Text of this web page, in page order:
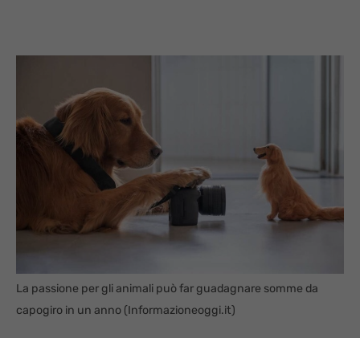
La passione per gli animali può far guadagnare somme da
capogiro in un anno (Informazioneoggi.it)